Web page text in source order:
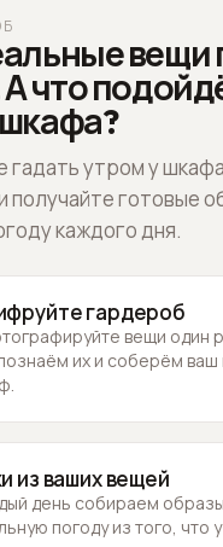
вещи
что
гадать утром у
получайте готовые
каждого дня.
гардероб
вещи один
их и соберём
из ваших вещей
день собираем
погоду из того, что